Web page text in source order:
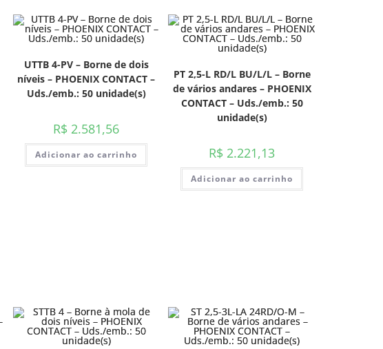
UTTB 4-PV – Borne de dois
níveis – PHOENIX CONTACT –
Uds./emb.: 50 unidade(s)
R$ 2.581,56
Adicionar ao carrinho
PT 2,5-L RD/L BU/L/L – Borne
de vários andares – PHOENIX
CONTACT – Uds./emb.: 50
unidade(s)
R$ 2.221,13
Adicionar ao carrinho